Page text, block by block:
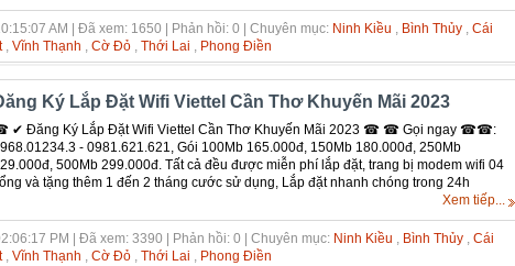
AM | Đã xem: 1650 | Phản hồi: 0 | Chuyên mục: Ninh Kiều , Bình Thủy , Cái
, Vĩnh Thạnh , Cờ Đỏ , Thới Lai , Phong Điền
Ký Lắp Đặt Wifi Viettel Cần Thơ Khuyến Mãi 2023
✔ Đăng Ký Lắp Đặt Wifi Viettel Cần Thơ Khuyến Mãi 2023 ☎ ☎ Gọi ngay ☎☎:
- 0981.621.621, Gói 100Mb 165.000đ, 150Mb 180.000đ, 250Mb
500Mb 299.000đ. Tất cả đều được miễn phí lắp đặt, trang bị modem wifi 04
và tặng thêm 1 đến 2 tháng cước sử dụng, Lắp đặt nhanh chóng trong 24h
Xem tiếp...
PM | Đã xem: 3390 | Phản hồi: 0 | Chuyên mục: Ninh Kiều , Bình Thủy , Cái
, Vĩnh Thạnh , Cờ Đỏ , Thới Lai , Phong Điền